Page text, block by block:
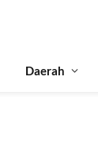
Daerah